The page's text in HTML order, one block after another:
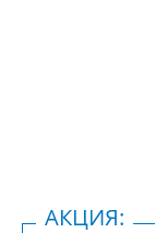
АКЦИЯ: